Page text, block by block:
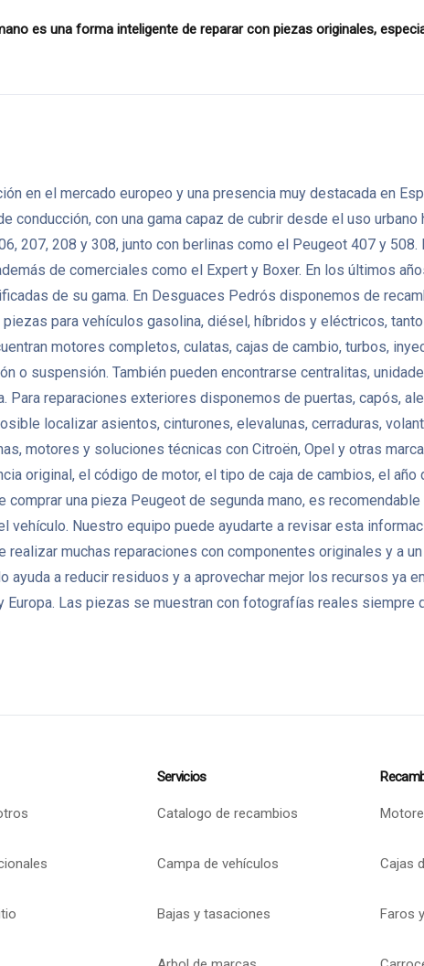
es una forma inteligente de reparar con piezas originales,
en el mercado europeo y una presencia muy destacada en
conducción, con una gama capaz de cubrir desde el uso
207, 208 y 308, junto con berlinas como el Peugeot 407 y
de comerciales como el Expert y Boxer. En los últimos
de su gama. En Desguaces Pedrós disponemos de
para vehículos gasolina, diésel, híbridos y eléctricos,
motores completos, culatas, cajas de cambio, turbos,
o suspensión. También pueden encontrarse centralitas,
reparaciones exteriores disponemos de puertas, capós,
localizar asientos, cinturones, elevalunas, cerraduras,
motores y soluciones técnicas con Citroën, Opel y otras
original, el código de motor, el tipo de caja de cambios, el
una pieza Peugeot de segunda mano, es
Nuestro equipo puede ayudarte a revisar esta
muchas reparaciones con componentes originales y a
a reducir residuos y a aprovechar mejor los recursos ya
Las piezas se muestran con fotografías reales
Servicios
Catalogo de recambios
Campa de vehículos
Bajas y tasaciones
Cajas
Faros